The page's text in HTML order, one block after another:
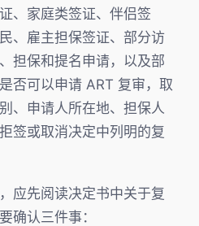
、家庭类签证、伴侣签
、雇主担保签证、部分访
担保和提名申请，以及部
否可以申请 ART 复审，取
、申请人所在地、担保人
签或取消决定中列明的复
应先阅读决定书中关于复
确认三件事：